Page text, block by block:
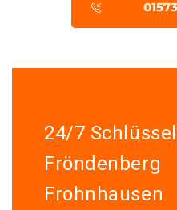
24/7
Fröndenberg
Frohnhausen